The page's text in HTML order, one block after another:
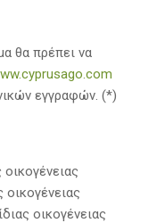
θα πρέπει να
εγγραφών. (*)
οικογένειας
οικογένειας
οικογένειας